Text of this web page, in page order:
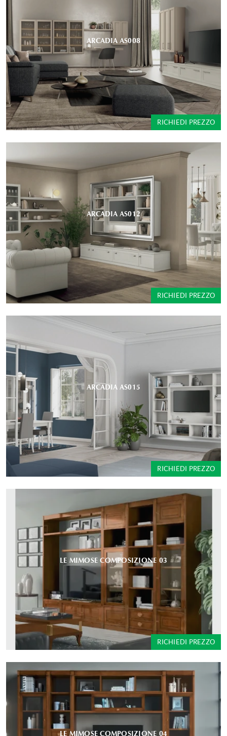
ARCADIA AS008
RICHIEDI PREZZO
ARCADIA AS012
RICHIEDI PREZZO
ARCADIA AS015
RICHIEDI PREZZO
LE MIMOSE COMPOSIZIONE 03
RICHIEDI PREZZO
LE MIMOSE COMPOSIZIONE 04